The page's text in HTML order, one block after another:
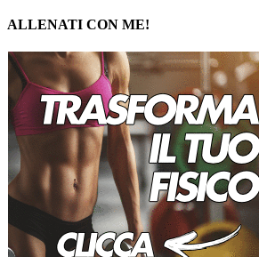
ALLENATI CON ME!